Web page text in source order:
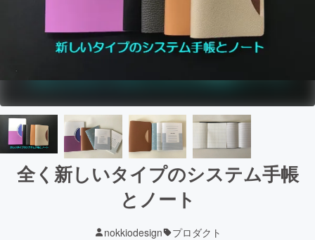
全く新しいタイプのシステム手帳
とノート
nokkiodesign プロダクト